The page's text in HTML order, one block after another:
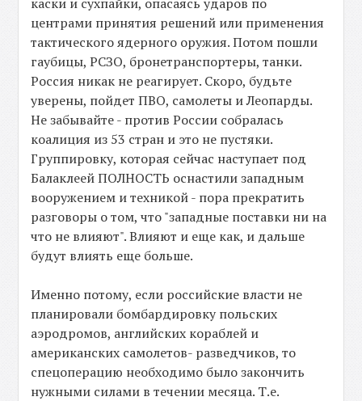
центрами принятия решений или применения
тактического ядерного оружия. Потом пошли
гаубицы, РСЗО, бронетранспортеры, танки.
Россия никак не реагирует. Скоро, будьте
уверены, пойдет ПВО, самолеты и Леопарды.
Не забывайте - против России собралась
коалиция из 53 стран и это не пустяки.
Группировку, которая сейчас наступает под
Балаклеей ПОЛНОСТЬ оснастили западным
вооружением и техникой - пора прекратить
разговоры о том, что "западные поставки ни на
что не влияют". Влияют и еще как, и дальше
будут влиять еще больше.
Именно потому, если российские власти не
планировали бомбардировку польских
аэродромов, английских кораблей и
американских самолетов- разведчиков, то
спецоперацию необходимо было закончить
нужными силами в течении месяца. Т.е.